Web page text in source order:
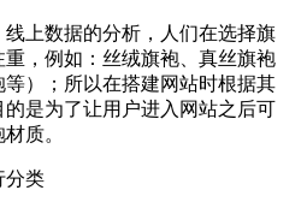
上数据的分析，人们在选择旗
，例如：丝绒旗袍、真丝旗袍
等）；所以在搭建网站时根据其
是为了让用户进入网站之后可
质。
分类